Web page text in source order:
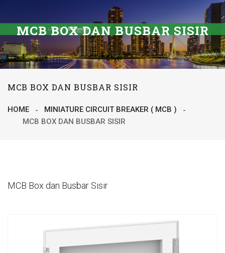
MCB BOX DAN BUSBAR SISIR
MCB BOX DAN BUSBAR SISIR
HOME
MINIATURE CIRCUIT BREAKER ( MCB )
MCB BOX DAN BUSBAR SISIR
MCB Box dan Busbar Sisir